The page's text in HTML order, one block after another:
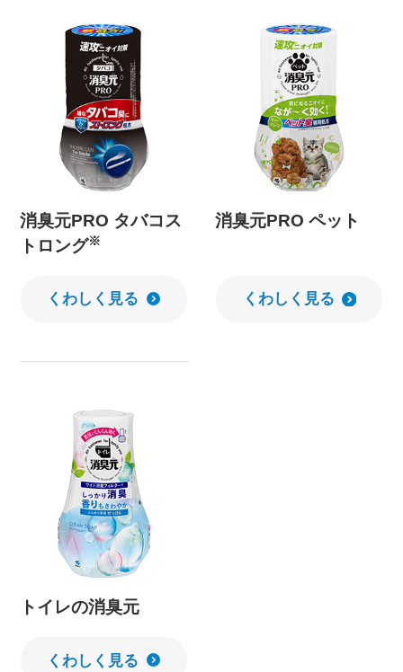
消臭元PRO タバコス
トロング※
くわしく見る
消臭元PRO ペット
くわしく見る
トイレの消臭元
くわしく見る